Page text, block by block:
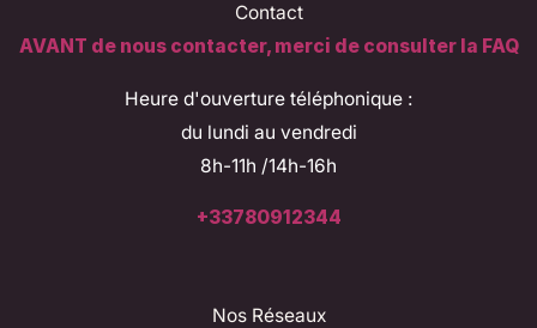
Contact
AVANT de nous contacter, merci de consulter la FAQ
Heure d'ouverture téléphonique :
du lundi au vendredi
8h-11h /14h-16h
+33780912344
Nos Réseaux